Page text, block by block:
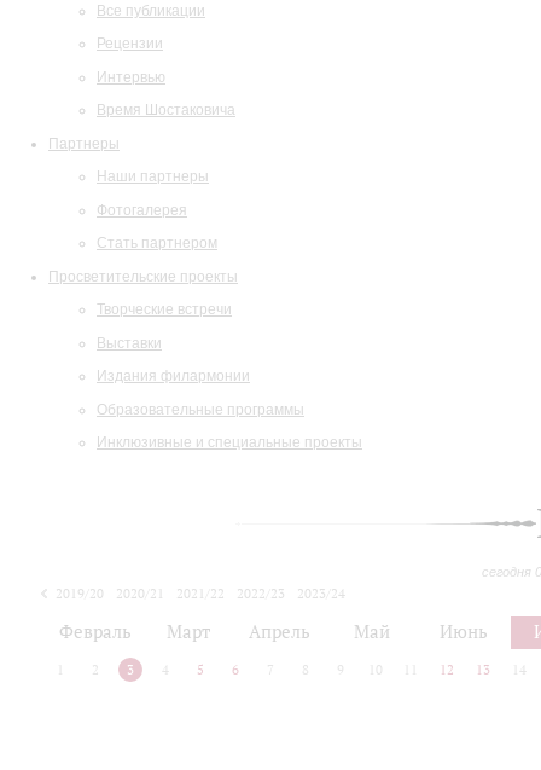
Все публикации
Рецензии
Интервью
Время Шостаковича
Партнеры
Наши партнеры
Фотогалерея
Стать партнером
Просветительские проекты
Творческие встречи
Выставки
Издания филармонии
Образовательные программы
Инклюзивные и специальные проекты
сегодня
2019/20 2020/21 2021/22 2022/23
2023/24
Февраль Март Апрель Май Июнь
2 3 4 5 6 7 8 9 10 12 13 14